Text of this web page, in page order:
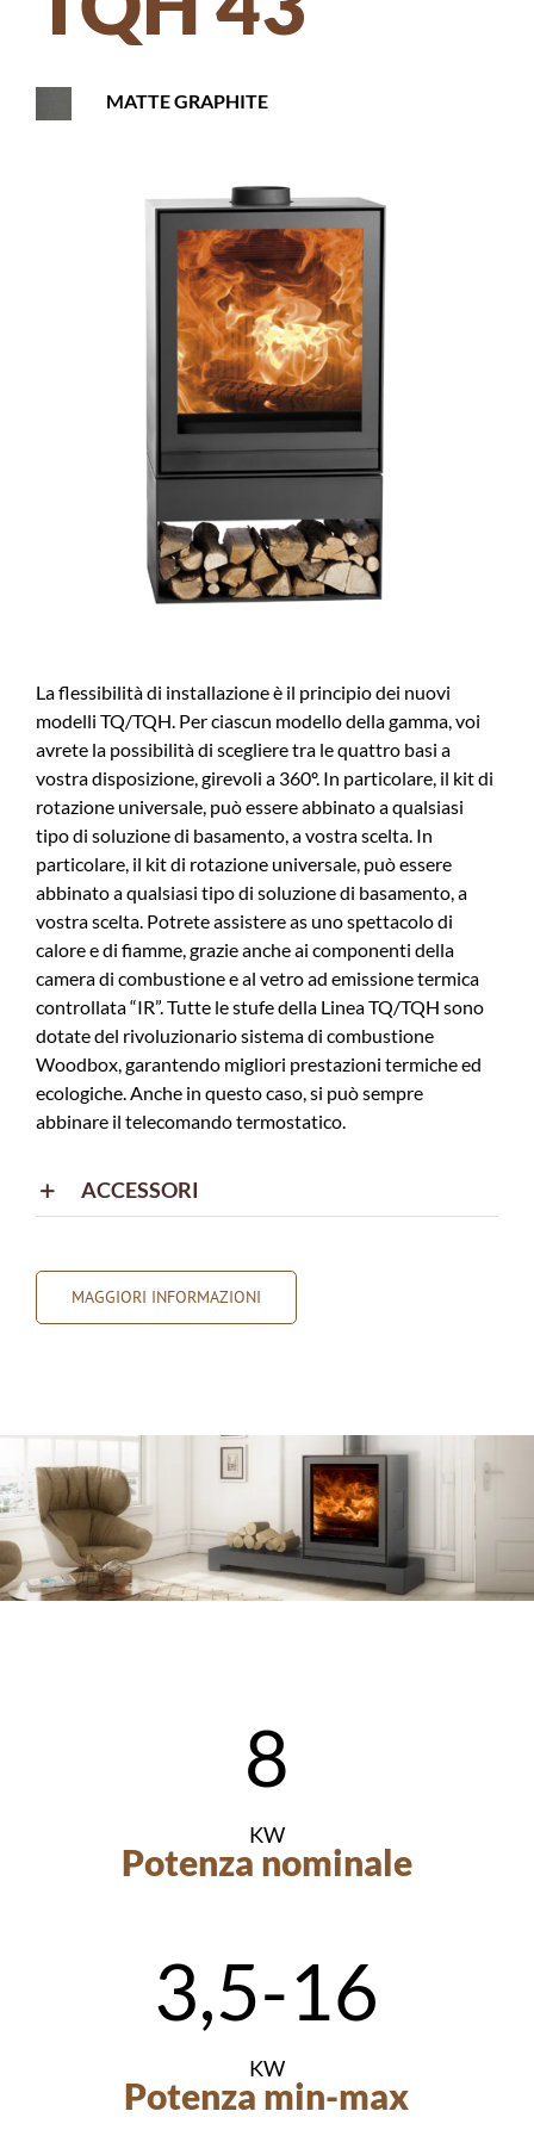
MATTE GRAPHITE
La flessibilità di installazione è il principio dei nuovi
modelli TQ/TQH. Per ciascun modello della gamma, voi
avrete la possibilità di scegliere tra le quattro basi a
vostra disposizione, girevoli a 360º. In particolare, il kit di
rotazione universale, può essere abbinato a qualsiasi
tipo di soluzione di basamento, a vostra scelta. In
particolare, il kit di rotazione universale, può essere
abbinato a qualsiasi tipo di soluzione di basamento, a
vostra scelta. Potrete assistere as uno spettacolo di
calore e di fiamme, grazie anche ai componenti della
camera di combustione e al vetro ad emissione termica
controllata “IR”. Tutte le stufe della Linea TQ/TQH sono
dotate del rivoluzionario sistema di combustione
Woodbox, garantendo migliori prestazioni termiche ed
ecologiche. Anche in questo caso, si può sempre
abbinare il telecomando termostatico.
ACCESSORI
MAGGIORI INFORMAZIONI
8
KW
Potenza nominale
3,5-16
KW
Potenza min-max